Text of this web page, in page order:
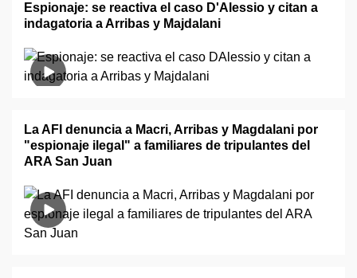
Espionaje: se reactiva el caso D'Alessio y citan a
indagatoria a Arribas y Majdalani
La AFI denuncia a Macri, Arribas y Magdalani por
"espionaje ilegal" a familiares de tripulantes del
ARA San Juan